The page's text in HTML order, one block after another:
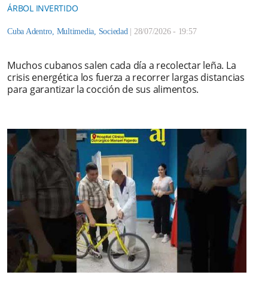
ÁRBOL INVERTIDO
Cuba Adentro Multimedia Sociedad | 28/07/2026 - 19:57
Muchos cubanos salen cada día a recolectar leña. La
crisis energética los fuerza a recorrer largas distancias
para garantizar la cocción de sus alimentos.